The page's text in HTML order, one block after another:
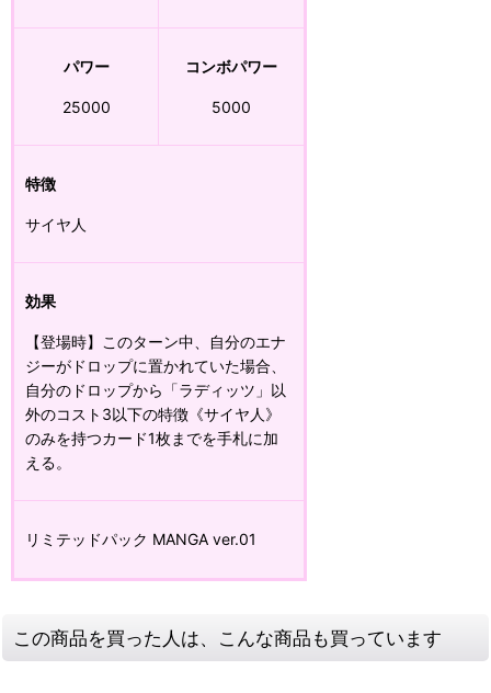
パワー
25000
コンボパワー
5000
特徴
サイヤ人
効果
【登場時】このターン中、自分のエナ
ジーがドロップに置かれていた場合、
自分のドロップから「ラディッツ」以
外のコスト3以下の特徴《サイヤ人》
のみを持つカード1枚までを手札に加
える。
リミテッドパック MANGA ver.01
この商品を買った人は、こんな商品も買っています